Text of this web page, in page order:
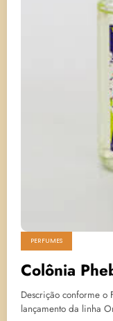
PERFUMES
Colônia
Descrição conforme o
lançamento da linha